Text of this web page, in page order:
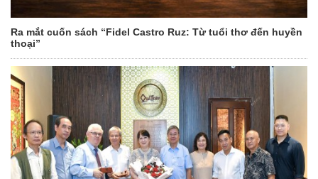
Ra mắt cuốn sách “Fidel Castro Ruz: Từ tuổi thơ đến huyền
thoại”